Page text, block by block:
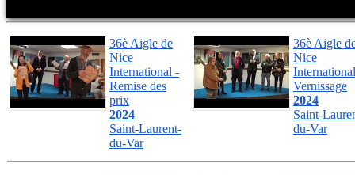
36è Aigle de
Nice
International -
Remise des
prix
2024
Saint-Laurent-
du-Var
36è Aigle
Nice
Vernissage
2024
Saint-
du-Var